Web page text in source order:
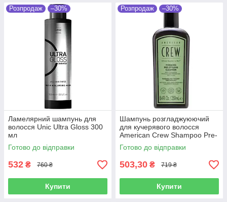
Розпродаж –30%
Ламелярний шампунь для
волосся Unic Ultra Gloss 300
мл
Готово до відправки
532 ₴ 760 ₴
Купити
Розпродаж –30%
Шампунь розгладжуюючий
для кучерявого волосся
American Crew Shampoo Pre-
styling Forming 250 мл
Готово до відправки
503,30 ₴ 719 ₴
Купити